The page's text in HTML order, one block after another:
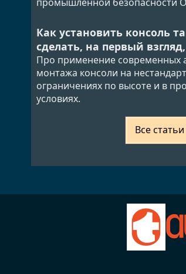
Как установить консоль
сделать, на первый
Про применение современных
монтажа консоли на
ограничениях по высоте и в
условиях.
Все статьи